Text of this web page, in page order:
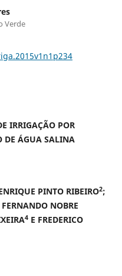
Verde
IRRIGAÇÃO POR
DE ÁGUA SALINA
PINTO RIBEIRO2;
NOBRE
4E FREDERICO